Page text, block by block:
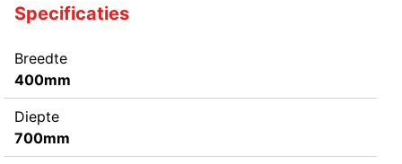
Specificaties
Breedte
400mm
Diepte
700mm